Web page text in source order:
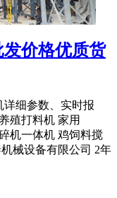
发价格优质货
详细参数、实时报
殖打料机 家用
机一体机 鸡饲料搅
械设备有限公司 2年